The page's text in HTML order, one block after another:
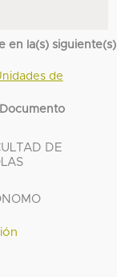
en la(s) siguiente(s)
de
DE